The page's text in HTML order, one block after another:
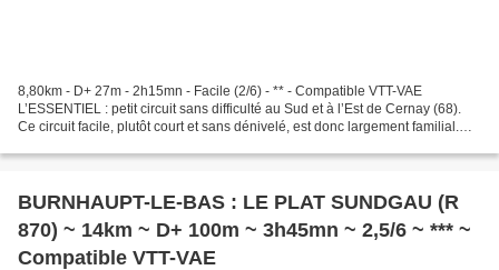
8,80km - D+ 27m - 2h15mn - Facile (2/6) - ** - Compatible VTT-VAE
L’ESSENTIEL : petit circuit sans difficulté au Sud et à l’Est de Cernay (68).
Ce circuit facile, plutôt court et sans dénivelé, est donc largement familial.
BURNHAUPT-LE-BAS : LE PLAT SUNDGAU (R
870) ~ 14km ~ D+ 100m ~ 3h45mn ~ 2,5/6 ~ *** ~
Compatible VTT-VAE